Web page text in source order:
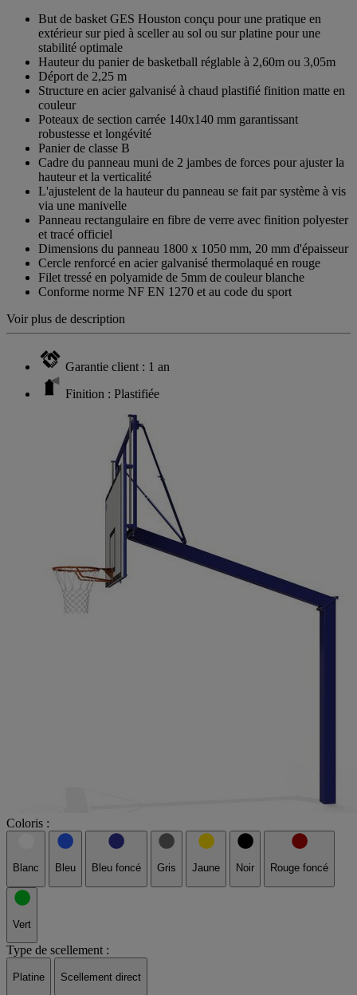
But de basket GES Houston conçu pour une pratique en
extérieur sur pied à sceller au sol ou sur platine pour une
stabilité optimale
Hauteur du panier de basketball réglable à 2,60m ou 3,05m
Déport de 2,25 m
Structure en acier galvanisé à chaud plastifié finition matte en
couleur
Poteaux de section carrée 140x140 mm garantissant
robustesse et longévité
Panier de classe B
Cadre du panneau muni de 2 jambes de forces pour ajuster la
hauteur et la verticalité
L'ajustelent de la hauteur du panneau se fait par système à vis
via une manivelle
Panneau rectangulaire en fibre de verre avec finition polyester
et tracé officiel
Dimensions du panneau 1800 x 1050 mm, 20 mm d'épaisseur
Cercle renforcé en acier galvanisé thermolaqué en rouge
Filet tressé en polyamide de 5mm de couleur blanche
Conforme norme NF EN 1270 et au code du sport
Voir plus de description
Garantie client : 1 an
Finition : Plastifiée
Coloris :
Blanc Bleu Bleu foncé Gris Jaune Noir Rouge foncé
Vert
Type de scellement :
Platine Scellement direct